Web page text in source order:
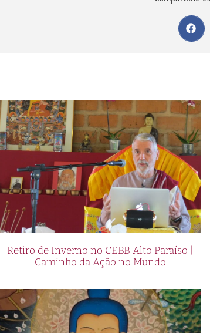
Retiro de Inverno no CEBB Alto Paraíso |
Caminho da Ação no Mundo